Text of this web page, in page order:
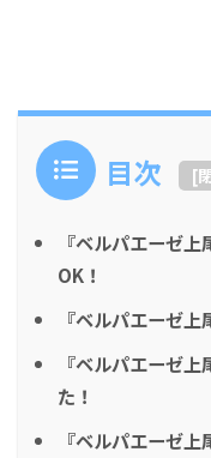
目次 [
『ベルパエーゼ
OK！
『ベルパエーゼ
『ベルパエーゼ
た！
『ベルパエーゼ